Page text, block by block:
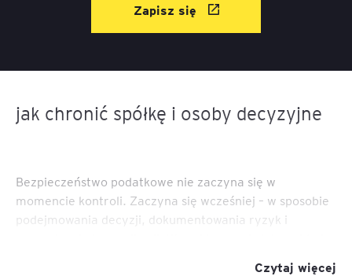
jak chronić spółkę i osoby decyzyjne
Bezpieczeństwo podatkowe nie zaczyna się w
momencie kontroli. Zaczyna się wcześniej – w sposobie
podejmowania decyzji, dokumentowania ryzyk i
Czytaj więcej
Zapisz się